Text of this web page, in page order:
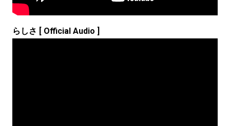
らしさ [ Official Audio ]